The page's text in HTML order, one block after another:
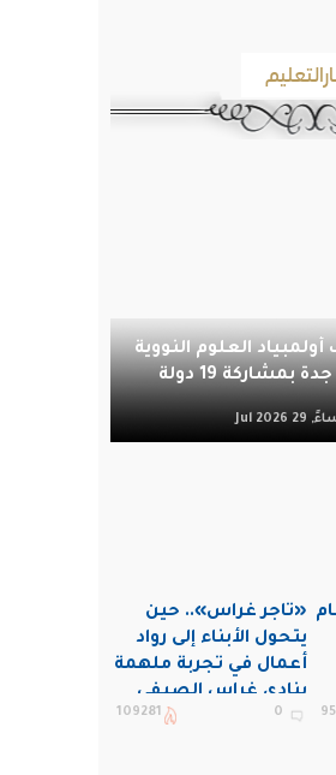
العلوم النووية
«تاجر غراس».. حين
يتحول الأبناء إلى رواد
أعمال في تجربة ملهمة
بنادي غراس الصيفي
بالجبيل
0
109281